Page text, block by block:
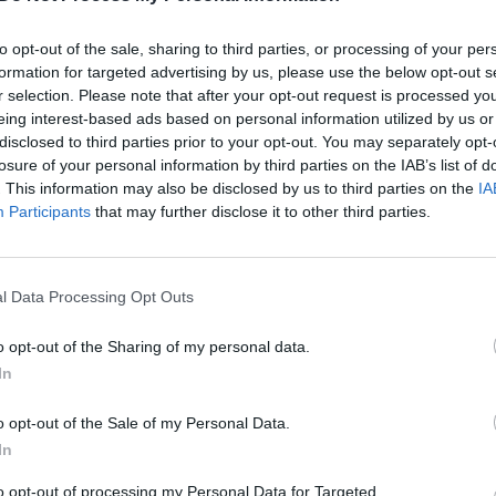
opt-out of the sale, sharing to third parties, or processing of your
for targeted advertising by us, please use the below opt-out
selection. Please note that after your opt-out request is processed
interest-based ads based on personal information utilized by us
to third parties prior to your opt-out. You may separately
of your personal information by third parties on the IAB’s list of
This information may also be disclosed by us to third parties on the
Participants that may further disclose it to other third parties.
Data Processing Opt Outs
opt-out of the Sharing of my personal data.
opt-out of the Sale of my Personal Data.
opt-out of processing my Personal Data for Targeted
Žinios | Pasaulis
00:00:21
Kroatiją – siūlo vykti
laiptai“ leis
bet ir pasimėgauti
Vaizdai iš įvykio Kroatijos
namuose: įtariamas šaulys
paleido ir savo motiną
Žinios | Pasaulis
00:01:04
Kroatijos parlamento
daugiausia
gavo premjero partija
Pasaulis
Kroatijos parlamento
pastarąjį kaltina dėl korupcijos